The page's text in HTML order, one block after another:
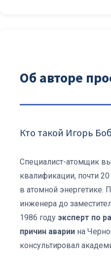
Об авторе
Кто такой Игорь
Специалист-атомщик
квалификации, почти
в атомной энергетике.
инженера до
1986 году эксперт по
причин аварии на
консультировал